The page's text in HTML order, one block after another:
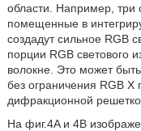
области. Например, три
помещенные в
создадут сильное RGB
порции RGB светового
волокне. Это может
без ограничения RGB
дифракционной
На фиг.4A и 4B